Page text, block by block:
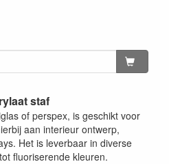
staf
of perspex, is geschikt voor
aan interieur ontwerp,
Het is leverbaar in diverse
fluoriserende kleuren.